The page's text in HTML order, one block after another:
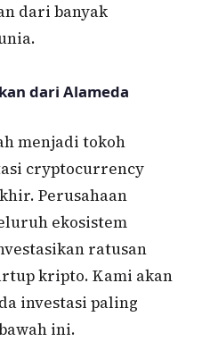
dari banyak
dari Alameda
menjadi tokoh
cryptocurrency
Perusahaan
ekosistem
ratusan
kripto. Kami akan
investasi paling
ini.